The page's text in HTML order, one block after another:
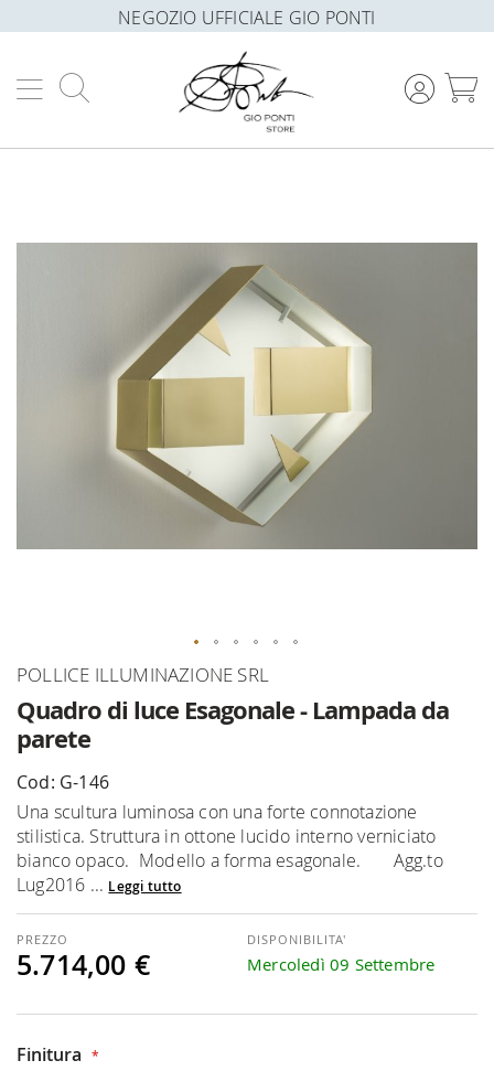
NEGOZIO UFFICIALE GIO PONTI
Quadro di luce Esagonale - Lampada da
parete
POLLICE ILLUMINAZIONE SRL
Cod: G-146
Una scultura luminosa con una forte connotazione
stilistica. Struttura in ottone lucido interno verniciato
bianco opaco. Modello a forma esagonale. Agg.to
Lug2016 ... Leggi tutto
5.714,00 €
DISPONIBILITA'
Mercoledì 09 Settembre
Finitura
della
Vai
della
galleria
immagini